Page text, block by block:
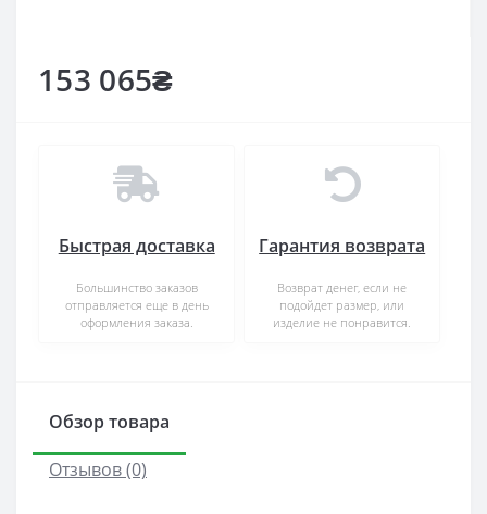
153 065₴
Быстрая доставка
Большинство заказов
отправляется еще в день
оформления заказа.
Гарантия возврата
Возврат денег, если не
подойдет размер, или
изделие не понравится.
Обзор товара
Отзывов (0)